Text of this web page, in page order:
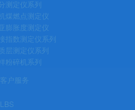
测定仪系列
煤燃点测定仪
膨胀度测定仪
指数测定仪系列
层测定仪系列
粉碎机系列
客户服务
LBS